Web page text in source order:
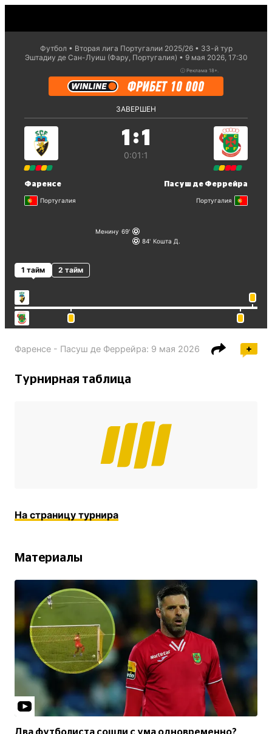
Футбол Вторая лига Португалии 2025/26
33-й тур
Эштадиу де Сан-Луиш (Фару, Португалия)
9 мая 2026, 17:30
ⓘ Реклама 18+.
ЗАВЕРШЕН
Фаренсе
Португалия
1 :1
0:01:1
Пасуш де Феррейра
Португалия
Менину 69
84 Кошта Д.
1 тайм 2 тайм
Фаренсе - Пасуш де Феррейра: 9 мая 2026
Турнирная таблица
На страницу турнира
Материалы